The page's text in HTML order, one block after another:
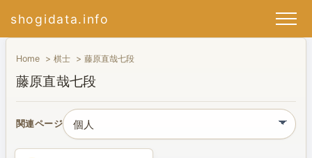
shogidata.info
Home 棋士 藤原直哉七段
藤原直哉七段
関連ページ